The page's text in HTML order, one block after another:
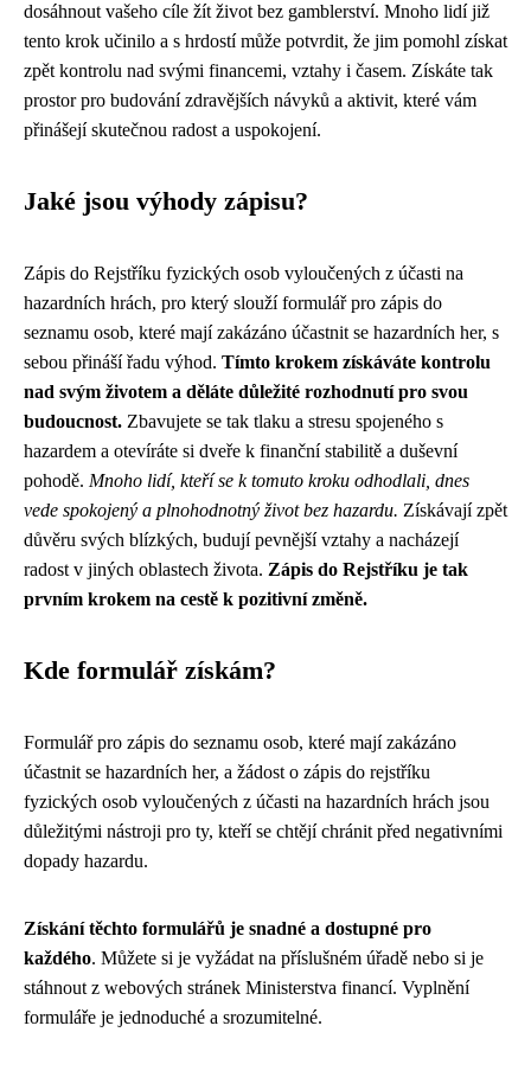
dosáhnout vašeho cíle žít život bez gamblerství. Mnoho lidí již
tento krok učinilo a s hrdostí může potvrdit, že jim pomohl získat
zpět kontrolu nad svými financemi, vztahy i časem. Získáte tak
prostor pro budování zdravějších návyků a aktivit, které vám
přinášejí skutečnou radost a uspokojení.
Jaké jsou výhody zápisu?
Zápis do Rejstříku fyzických osob vyloučených z účasti na
hazardních hrách, pro který slouží formulář pro zápis do
seznamu osob, které mají zakázáno účastnit se hazardních her, s
sebou přináší řadu výhod. Tímto krokem získáváte kontrolu
nad svým životem a děláte důležité rozhodnutí pro svou
budoucnost. Zbavujete se tak tlaku a stresu spojeného s
hazardem a otevíráte si dveře k finanční stabilitě a duševní
pohodě. Mnoho lidí, kteří se k tomuto kroku odhodlali, dnes
vede spokojený a plnohodnotný život bez hazardu. Získávají zpět
důvěru svých blízkých, budují pevnější vztahy a nacházejí
radost v jiných oblastech života. Zápis do Rejstříku je tak
prvním krokem na cestě k pozitivní změně.
Kde formulář získám?
Formulář pro zápis do seznamu osob, které mají zakázáno
účastnit se hazardních her, a žádost o zápis do rejstříku
fyzických osob vyloučených z účasti na hazardních hrách jsou
důležitými nástroji pro ty, kteří se chtějí chránit před negativními
dopady hazardu.
Získání těchto formulářů je snadné a dostupné pro
každého. Můžete si je vyžádat na příslušném úřadě nebo si je
stáhnout z webových stránek Ministerstva financí. Vyplnění
formuláře je jednoduché a srozumitelné.